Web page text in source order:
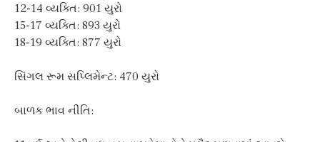
12-14 વ્યક્તિ: 901 યુરો
15-17 વ્યક્તિ: 893 યુરો
18-19 વ્યક્તિ: 877 યુરો
સિંગલ રૂમ સપ્લિમેન્ટ: 470 યુરો
બાળક ભાવ નીતિ: